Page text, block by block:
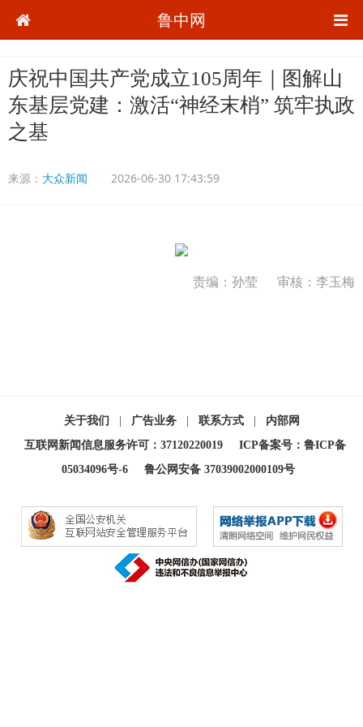
鲁中网
庆祝中国共产党成立105周年｜图解山
东基层党建：激活“神经末梢” 筑牢执政
之基
来源： 大众新闻 2026-06-30 17:43:59
责编：孙莹 审核：李玉梅
关于我们 广告业务 联系方式
内部网
互联网新闻信息服务许可：37120220019
ICP备案号：鲁ICP备
05034096号-6
鲁公网安备 37039002000109号